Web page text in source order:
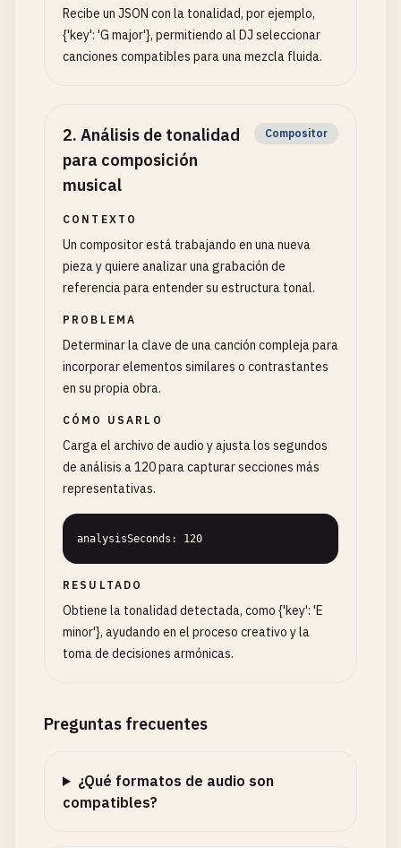
Recibe un JSON con la tonalidad, por ejemplo,
{'key': 'G major'}, permitiendo al DJ seleccionar
canciones compatibles para una mezcla fluida.
2. Análisis de tonalidad
para composición
musical
Compositor
CONTEXTO
Un compositor está trabajando en una nueva
pieza y quiere analizar una grabación de
referencia para entender su estructura tonal.
PROBLEMA
Determinar la clave de una canción compleja para
incorporar elementos similares o contrastantes
en su propia obra.
CÓMO USARLO
Carga el archivo de audio y ajusta los segundos
de análisis a 120 para capturar secciones más
representativas.
analysisSeconds: 120
RESULTADO
Obtiene la tonalidad detectada, como {'key': 'E
minor'}, ayudando en el proceso creativo y la
toma de decisiones armónicas.
Preguntas frecuentes
¿Qué formatos de audio son
compatibles?